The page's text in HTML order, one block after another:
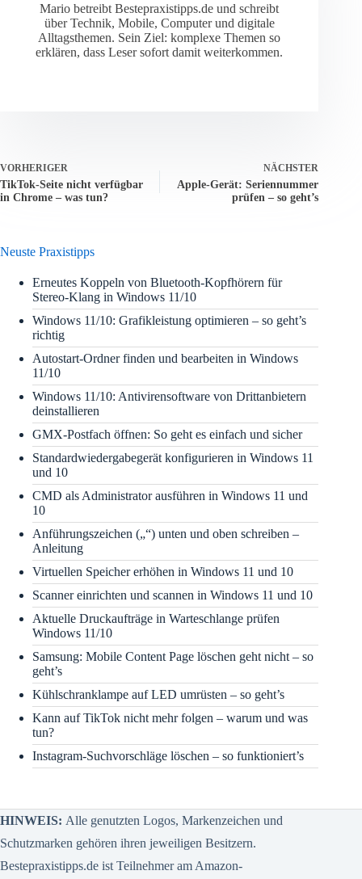
Mario betreibt Bestepraxistipps.de und schreibt
über Technik, Mobile, Computer und digitale
Alltagsthemen. Sein Ziel: komplexe Themen so
erklären, dass Leser sofort damit weiterkommen.
VORHERIGER
TikTok-Seite nicht verfügbar
in Chrome – was tun?
NÄCHSTER
Apple-Gerät: Seriennummer
prüfen – so geht’s
Neuste Praxistipps
Erneutes Koppeln von Bluetooth-Kopfhörern für
Stereo-Klang in Windows 11/10
Windows 11/10: Grafikleistung optimieren – so geht’s
richtig
Autostart-Ordner finden und bearbeiten in Windows
11/10
Windows 11/10: Antivirensoftware von Drittanbietern
deinstallieren
GMX-Postfach öffnen: So geht es einfach und sicher
Standardwiedergabegerät konfigurieren in Windows 11
und 10
CMD als Administrator ausführen in Windows 11 und
10
Anführungszeichen („“) unten und oben schreiben –
Anleitung
Virtuellen Speicher erhöhen in Windows 11 und 10
Scanner einrichten und scannen in Windows 11 und 10
Aktuelle Druckaufträge in Warteschlange prüfen
Windows 11/10
Samsung: Mobile Content Page löschen geht nicht – so
geht’s
Kühlschranklampe auf LED umrüsten – so geht’s
Kann auf TikTok nicht mehr folgen – warum und was
tun?
Instagram-Suchvorschläge löschen – so funktioniert’s
HINWEIS: Alle genutzten Logos, Markenzeichen und
Schutzmarken gehören ihren jeweiligen Besitzern.
Bestepraxistipps.de ist Teilnehmer am Amazon-